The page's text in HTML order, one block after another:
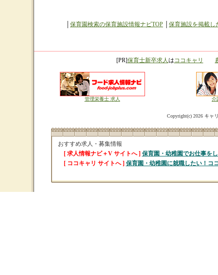
保育園検索の保育施設情報ナビTOP 保育施設を掲載し
[PR]保育士新卒求人はココキャリ
管理栄養士 求人 介
Copyright(c) 2026 キャ
おすすめ求人・募集情報
[ 求人情報ナビ＋V サイトへ ] 保育園・幼稚園でお仕事を
[ ココキャリ サイトへ ] 保育園・幼稚園に就職したい！コ